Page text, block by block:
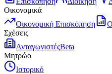
Οικονομικά
Οικονομική Επισκόπηση
Σχέσεις
ΑνταγωνιστέςBeta
Μητρώο
Ιστορικό